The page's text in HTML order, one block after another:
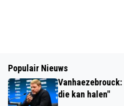
Populair Nieuws
die kan halen"